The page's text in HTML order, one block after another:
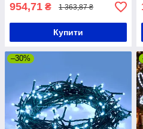
954,71 ₴ 1 363,87 ₴
Купити
–30%